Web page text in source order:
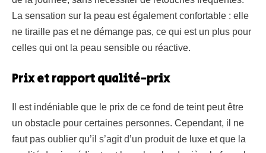
La sensation sur la peau est également confortable : elle
ne tiraille pas et ne démange pas, ce qui est un plus pour
celles qui ont la peau sensible ou réactive.
Prix et rapport qualité-prix
Il est indéniable que le prix de ce fond de teint peut être
un obstacle pour certaines personnes. Cependant, il ne
faut pas oublier qu’il s’agit d’un produit de luxe et que la